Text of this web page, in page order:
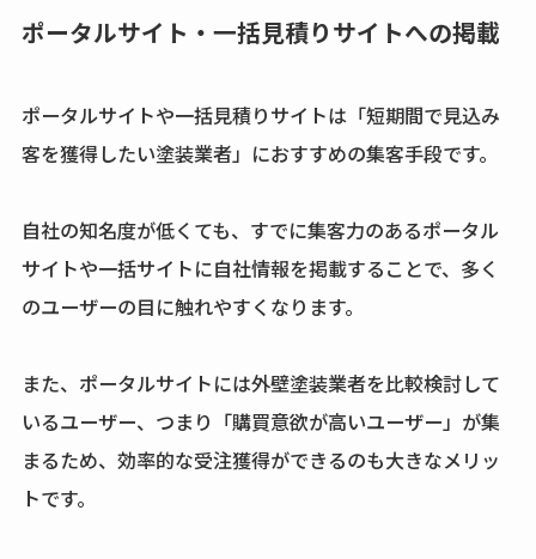
ポータルサイト・一括見積りサイトへの掲載
ポータルサイトや一括見積りサイトは「短期間で見込み
客を獲得したい塗装業者」におすすめの集客手段です。
自社の知名度が低くても、すでに集客力のあるポータル
サイトや一括サイトに自社情報を掲載することで、多く
のユーザーの目に触れやすくなります。
また、ポータルサイトには外壁塗装業者を比較検討して
いるユーザー、つまり「購買意欲が高いユーザー」が集
まるため、効率的な受注獲得ができるのも大きなメリッ
トです。